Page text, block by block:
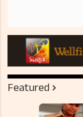
Featured